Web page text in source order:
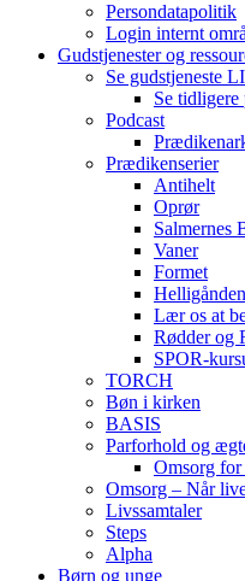
Persondatapolitik
Login internt
Gudstjenester og
Se gudstjeneste
Se
Podcast
Prædikenserier
Antihelt
Oprør
Salmernes
Vaner
Formet
Lær os at
Rødder og
SPOR-
TORCH
Bøn i kirken
BASIS
Parforhold og
Omsorg for
Omsorg – Når
Livssamtaler
Steps
Alpha
Børn og unge